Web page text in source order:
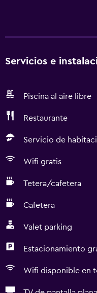
Servicios e
Piscina al aire libre
Restaurante
Servicio de
Wifi gratis
Tetera/cafetera
Cafetera
Valet parking
Estacionamiento
Wifi disponible en